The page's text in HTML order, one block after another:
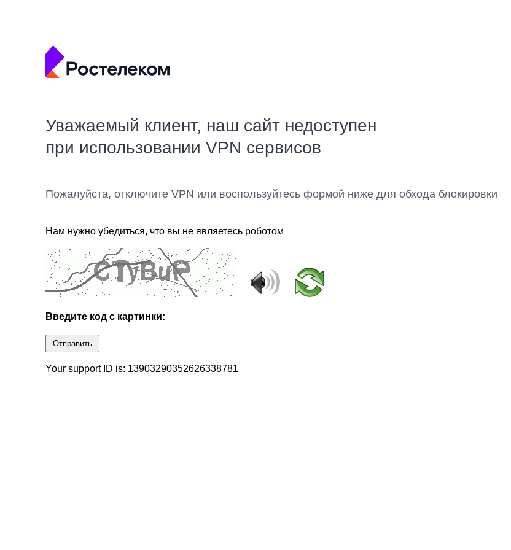
Уважаемый клиент, наш сайт недоступен
при использовании VPN сервисов
Пожалуйста, отключите VPN или воспользуйтесь формой ниже для обхода блокировки
Нам нужно убедиться, что вы не являетесь роботом
Введите код с картинки:
Отправить
Your support ID is: 13903290352626338781